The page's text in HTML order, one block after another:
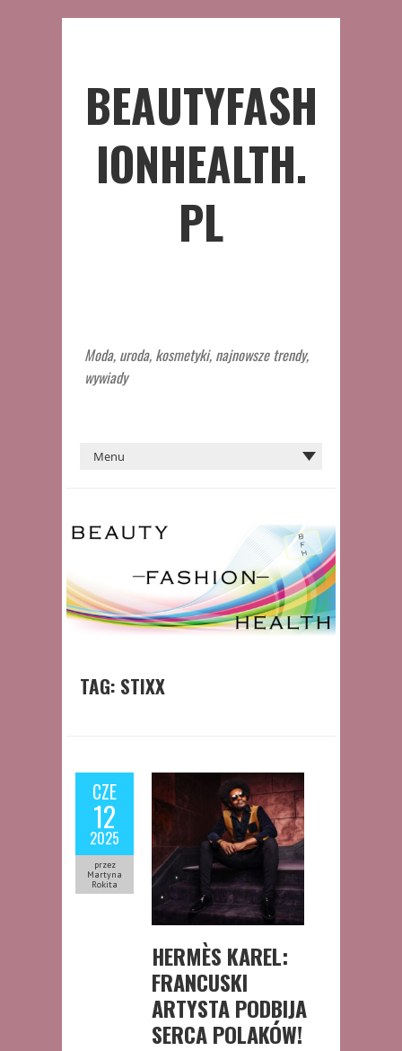
BEAUTYFASH
IONHEALTH.
PL
Moda, uroda, kosmetyki, najnowsze trendy,
wywiady
TAG: STIXX
CZE
12
2025
przez
Martyna
Rokita
HERMÈS KAREL:
FRANCUSKI
ARTYSTA PODBIJA
SERCA POLAKÓW!